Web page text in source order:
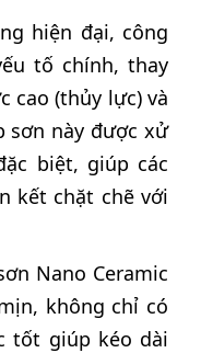
hiện đại, công
tố chính, thay
cao (thủy lực) và
sơn này được xử
biệt, giúp các
kết chặt chẽ với
Nano Ceramic
không chỉ có
tốt giúp kéo dài